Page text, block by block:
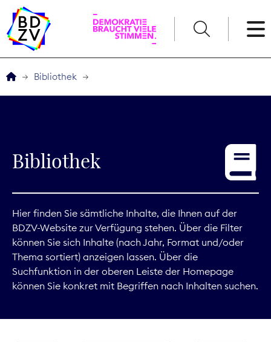
Service
Digitales
Kommunikation
Marktdaten
Bibliothek
Bibliothek
Hier finden Sie sämtliche Inhalte, die Ihnen auf der
BDZV-Website zur Verfügung stehen. Über die Filter
können Sie sich Inhalte (nach Jahr, Format und/oder
Thema sortiert) anzeigen lassen. Über die
Suchfunktion in der oberen Leiste der Homepage
können Sie konkret mit Begriffen nach Inhalten suchen.